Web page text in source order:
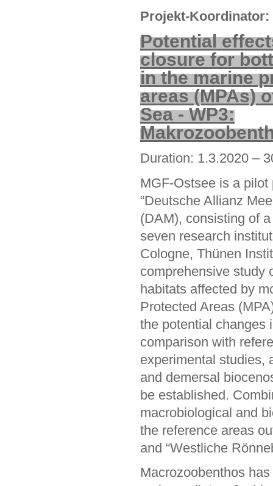
Projekt-Koordinator:
Potential
closure for
in the marine
areas (MPAs)
Sea - WP3:
Duration: 1.3.2020 –
MGF-Ostsee is a pilot
“Deutsche Allianz
(DAM), consisting of
seven research
Cologne, Thünen
comprehensive study
habitats affected by
Protected Areas
the potential changes
comparison with
experimental studies,
and demersal
be established.
macrobiological and
the reference areas
and “Westliche
Macrozoobenthos